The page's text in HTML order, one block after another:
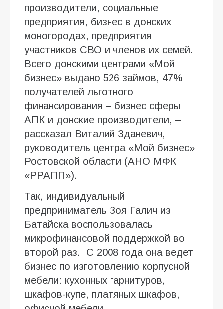
производители, социальные
предприятия, бизнес в донских
моногородах, предприятия
участников СВО и членов их семей.
Всего донскими центрами «Мой
бизнес» выдано 526 займов, 47%
получателей льготного
финансирования – бизнес сферы
АПК и донские производители, –
рассказал Виталий Зданевич,
руководитель центра «Мой бизнес»
Ростовской области (АНО МФК
«РРАПП»).
Так, индивидуальный
предприниматель Зоя Галич из
Батайска воспользовалась
микрофинансовой поддержкой во
второй раз. С 2008 года она ведет
бизнес по изготовлению корпусной
мебели: кухонных гарнитуров,
шкафов-купе, платяных шкафов,